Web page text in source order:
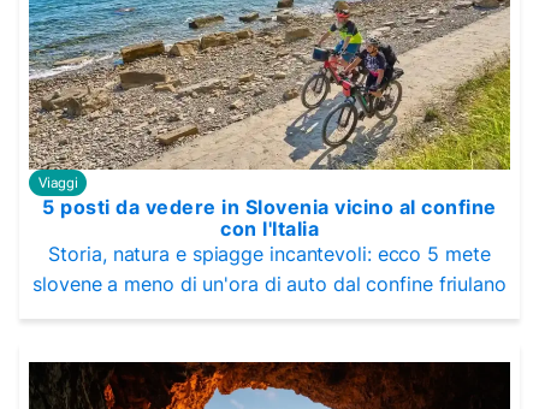
Viaggi
5 posti da vedere in Slovenia vicino al confine
con l'Italia
Storia, natura e spiagge incantevoli: ecco 5 mete
slovene a meno di un'ora di auto dal confine friulano